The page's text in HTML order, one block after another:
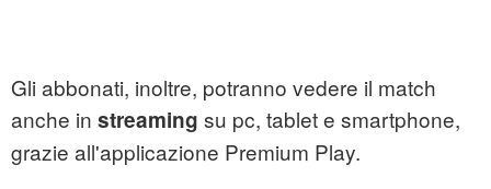
Gli abbonati, inoltre, potranno vedere il match
anche in streaming su pc, tablet e smartphone,
grazie all'applicazione Premium Play.